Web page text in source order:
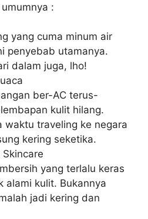
:
yang cuma minum air
penyebab utamanya.
dalam juga, lho!
ber-AC terus-
kulit hilang.
waktu traveling ke negara
kering seketika.
yang terlalu keras
alami kulit. Bukannya
jadi kering dan